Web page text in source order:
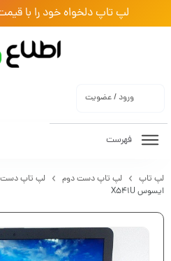
لپ تاپ دلخواه خود را با
ورود / عضویت
فهرست
لپ تاپ لپ تاپ دست دوم لپ تاپ
ایسوس X541U